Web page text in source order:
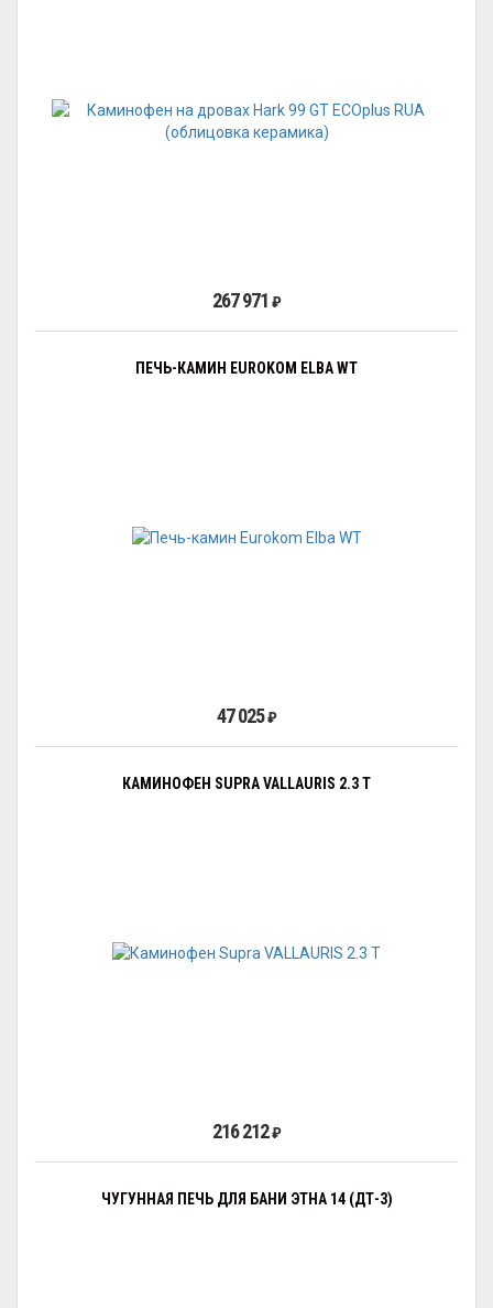
267 971 ₽
ПЕЧЬ-КАМИН EUROKOM ELBA WT
47 025₽
КАМИНОФЕН SUPRA VALLAURIS 2.3 Т
216 212₽
ЧУГУННАЯ ПЕЧЬ ДЛЯ БАНИ ЭТНА 14 (ДТ-3)